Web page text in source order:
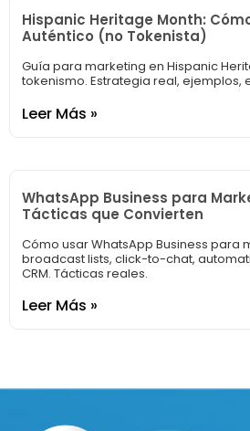
Hispanic Heritage Month:
Auténtico (no Tokenista)
Guía para marketing en Hispanic
tokenismo. Estrategia real, ejemplos,
Leer Más »
WhatsApp Business para
Tácticas que Convierten
Cómo usar WhatsApp Business para
broadcast lists, click-to-chat,
CRM. Tácticas reales.
Leer Más »